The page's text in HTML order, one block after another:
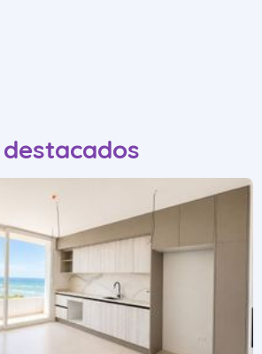
destacados